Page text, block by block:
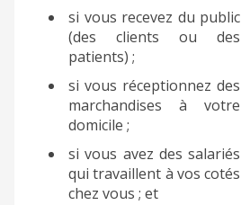
si vous recevez du public
(des clients ou des
patients) ;
si vous réceptionnez des
marchandises à votre
domicile ;
si vous avez des salariés
qui travaillent à vos cotés
chez vous ; et